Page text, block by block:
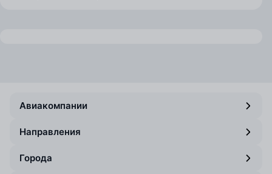
Авиакомпании
Направления
Города